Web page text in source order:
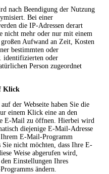
nach Beendigung der Nutzung
Bei einer
die IP-Adressen derart
nicht mehr oder nur mit einem
Aufwand an Zeit, Kosten
bestimmten oder
identifizierten oder
Person zugeordnet
Klick
der Webseite haben Sie die
einem Klick eine an den
E-Mail zu öffnen. Hierbei wird
diejenige E-Mail-Adresse
E-Mail-Programm
nicht möchten, dass Ihre E-
Weise abgerufen wird,
Einstellungen Ihres
ändern.